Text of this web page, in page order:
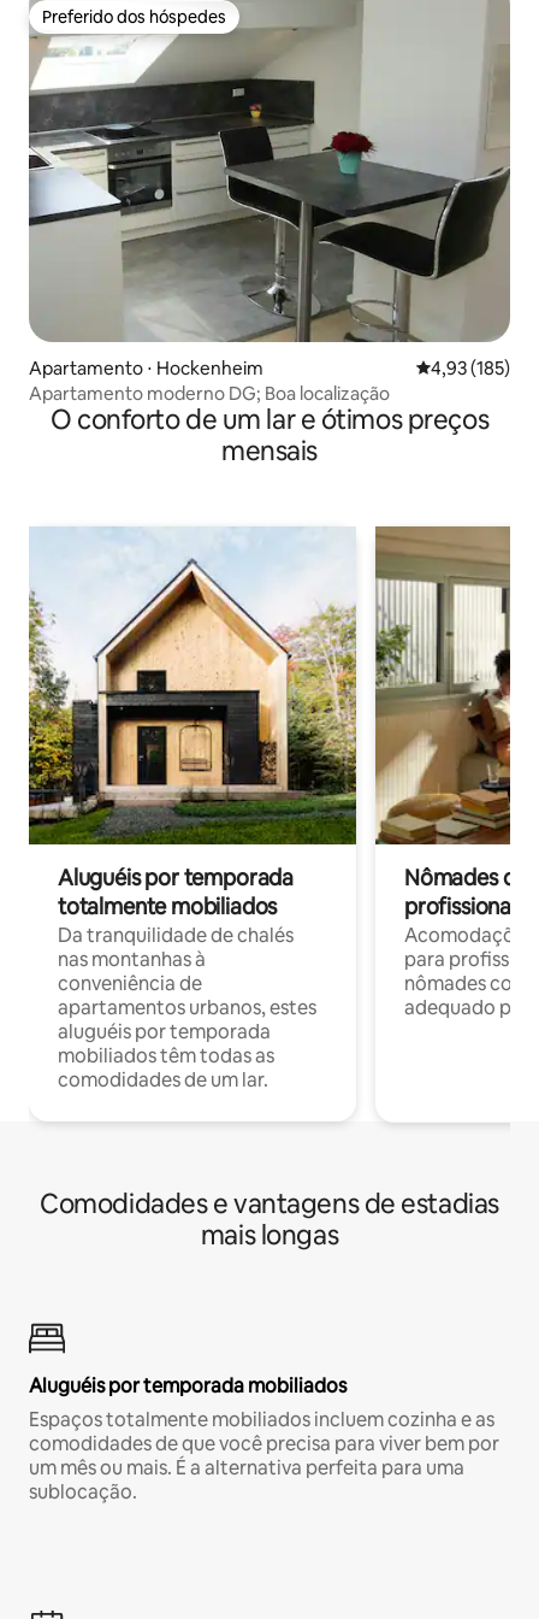
Preferido dos hóspedes
Preferido dos hóspedes
Apartamento ⋅ Hockenheim 4,93 de uma
4,93 (185)
Apartamento moderno DG; Boa localização
O conforto de um lar e ótimos preços
mensais
Aluguéis por temporada
totalmente mobiliados
Da tranquilidade de chalés
nas montanhas à
conveniência de
apartamentos urbanos, estes
aluguéis por temporada
mobiliados têm todas as
comodidades de um lar.
Nômades
profissionais
para
nômades com
adequado
Comodidades e vantagens de estadias
mais longas
Aluguéis por temporada mobiliados
Espaços totalmente mobiliados incluem cozinha e as
comodidades de que você precisa para viver bem por
um mês ou mais. É a alternativa perfeita para uma
sublocação.